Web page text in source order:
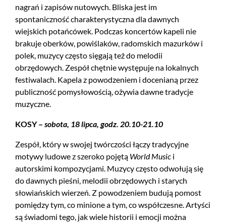
nagrań i zapisów nutowych. Bliska jest im
spontaniczność charakterystyczna dla dawnych
wiejskich potańcówek. Podczas koncertów kapeli nie
brakuje oberków, powiślaków, radomskich mazurków i
polek, muzycy często sięgają też do melodii
obrzędowych. Zespół chętnie występuje na lokalnych
festiwalach. Kapela z powodzeniem i docenianą przez
publiczność pomysłowością, ożywia dawne tradycje
muzyczne.
KOSY – sobota, 18 lipca, godz. 20.10-21.10
Zespół, który w swojej twórczości łączy tradycyjne
motywy ludowe z szeroko pojętą World Music i
autorskimi kompozycjami. Muzycy często odwołują się
do dawnych pieśni, melodii obrzędowych i starych
słowiańskich wierzeń. Z powodzeniem budują pomost
pomiędzy tym, co minione a tym, co współczesne. Artyści
są świadomi tego, jak wiele historii i emocji można